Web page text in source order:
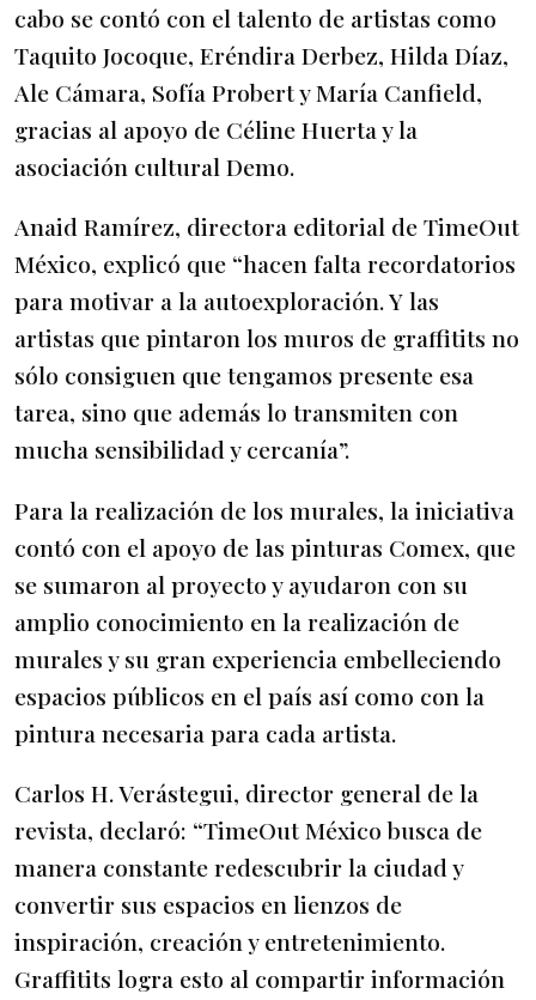
cabo se contó con el talento de artistas como
Taquito Jocoque, Eréndira Derbez, Hilda Díaz,
Ale Cámara, Sofía Probert y María Canfield,
gracias al apoyo de Céline Huerta y la
asociación cultural Demo.
Anaid Ramírez, directora editorial de TimeOut
México, explicó que “hacen falta recordatorios
para motivar a la autoexploración. Y las
artistas que pintaron los muros de graffitits no
sólo consiguen que tengamos presente esa
tarea, sino que además lo transmiten con
mucha sensibilidad y cercanía”.
Para la realización de los murales, la iniciativa
contó con el apoyo de las pinturas Comex, que
se sumaron al proyecto y ayudaron con su
amplio conocimiento en la realización de
murales y su gran experiencia embelleciendo
espacios públicos en el país así como con la
pintura necesaria para cada artista.
Carlos H. Verástegui, director general de la
revista, declaró: “TimeOut México busca de
manera constante redescubrir la ciudad y
convertir sus espacios en lienzos de
inspiración, creación y entretenimiento.
Graffitits logra esto al compartir información